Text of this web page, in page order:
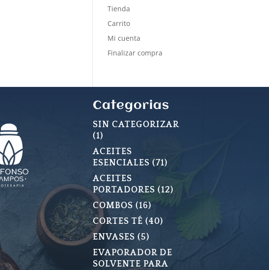
Tienda
Carrito
Mi cuenta
Finalizar compra
Categorias
SIN CATEGORIZAR
11
PRODUCTO
ACEITES
ESENCIALES
7171
ACEITES
PORTADORES
1212
COMBOS 1616
PRODUCTOS
CORTES TÉ 4040
PRODUCTOS
ENVASES 55
PRODUCTOS
EVAPORADOR DE
SOLVENTE PARA